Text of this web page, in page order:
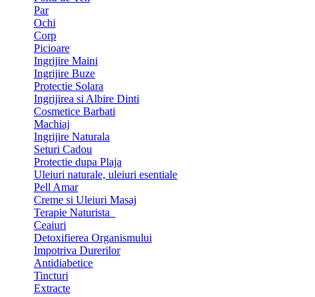
Par
Ochi
Corp
Picioare
Ingrijire Maini
Ingrijire Buze
Protectie Solara
Ingrijirea si Albire Dinti
Cosmetice Barbati
Machiaj
Ingrijire Naturala
Seturi Cadou
Protectie dupa Plaja
Uleiuri naturale, uleiuri esentiale
Pell Amar
Creme si Uleiuri Masaj
Terapie Naturista
Ceaiuri
Detoxifierea Organismului
Impotriva Durerilor
Antidiabetice
Tincturi
Extracte